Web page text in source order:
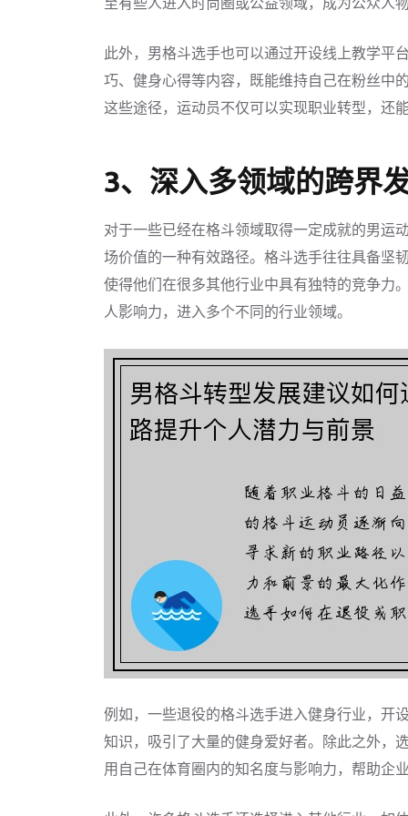
此外，男格斗选手也可以通过开设线上教学平
巧、健身心得等内容，既能维持自己在粉丝中
这些途径，运动员不仅可以实现职业转型，还
3、深入多领域的跨界
对于一些已经在格斗领域取得一定成就的男运
场价值的一种有效路径。格斗选手往往具备坚
使得他们在很多其他行业中具有独特的竞争力
人影响力，进入多个不同的行业领域。
例如，一些退役的格斗选手进入健身行业，开
知识，吸引了大量的健身爱好者。除此之外，
用自己在体育圈内的知名度与影响力，帮助企